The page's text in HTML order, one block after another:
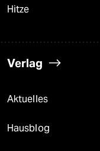
Hitze
Verlag
Aktuelles
Hausblog